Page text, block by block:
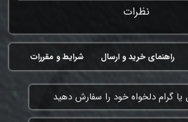
نظرات
شرایط و مقررات راهنمای خرید و ارسال
گرام دلخواه خود را سفارش دهید